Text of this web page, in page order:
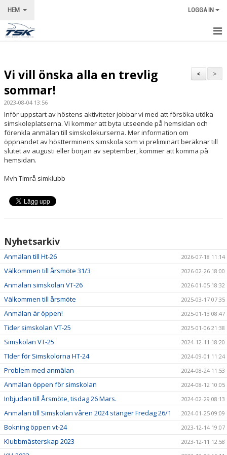
HEM LOGGA IN
NYHETER
VÅRA LEDARE
KALENDER
OM KLUBBEN
KONTAKT
>
<
Vi vill önska alla en trevlig
sommar!
2023-08-04 13:56
Inför uppstart av höstens aktiviteter jobbar vi med att försöka utöka
simskoleplatserna. Vi kommer att byta utseende på hemsidan och
förenkla anmälan till simskolekurserna. Mer information om
öppnandet av höstterminens simskola som vi preliminärt beräknar till
slutet av augusti eller början av september, kommer att komma på
hemsidan.
Mvh Timrå simklubb
Nyhetsarkiv
Anmälan till Ht-26 2026-07-18 11:14
Välkommen till årsmöte 31/3 2026-02-26 18:00
Anmälan simskolan VT-26 2026-01-05 18:32
Välkommen till årsmöte 2025-03-17 07:35
Anmälan är öppen! 2025-01-13 08:47
Tider simskolan VT-25 2025-01-06 21:38
Simskolan VT-25 2024-12-11 18:20
TIder för Simskolorna HT-24 2024-09-01 11:24
Problem med anmälan 2024-08-24 11:53
Anmälan öppen för simskolan 2024-08-12 10:05
Inbjudan till Årsmöte, tisdag 26 Mars. 2024-02-29 08:13
Anmälan till Simskolan våren 2024 stänger Fredag 26/1 2024-01-25 09:09
Bokning öppen vt-24 2023-12-14 19:07
Klubbmästerskap 2023 2023-12-11 12:58